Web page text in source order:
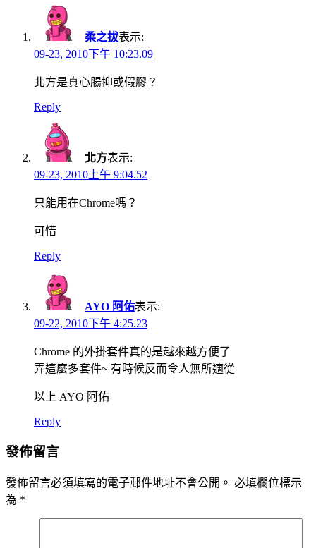
柔之拔表示:
09-23, 2010下午 10:23.09
北方是真心腸抑或假膠？
Reply
北方表示:
09-23, 2010上午 9:04.52
只能用在Chrome嗎？
可惜
Reply
AYO 阿佑表示:
09-22, 2010下午 4:25.23
Chrome 的外掛套件真的是越來越方便了
弄這麼多套件~ 有時候反而令人無所適從
以上 AYO 阿佑
Reply
發佈留言
發佈留言必須填寫的電子郵件地址不會公開。 必填欄位標示
為 *